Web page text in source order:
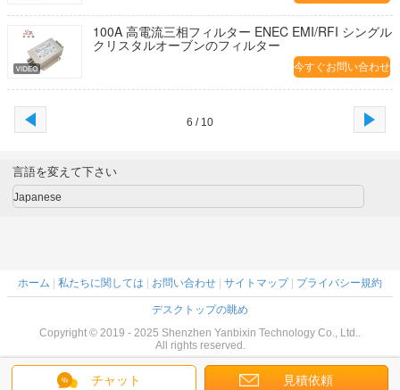
100A 高電流三相フィルター ENEC EMI/RFI シングル
クリスタルオーブンのフィルター
今すぐお問い合わせ
6 / 10
チャット 見積依頼
言語を変えて下さい
Japanese
ホーム 私たちに関しては お問い合わせ サイトマップ| プライバシー規約
デスクトップの眺め
Copyright © 2019 - 2025 Shenzhen Yanbixin Technology Co., Ltd..
All rights reserved.